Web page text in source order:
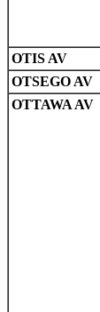
OTIS AV
OTSEGO AV
OTTAWA AV